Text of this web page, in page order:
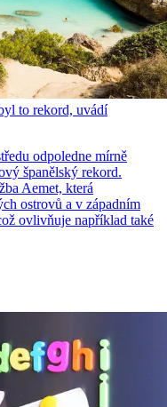
to rekord, uvádí
odpoledne mírně
španělský rekord.
Aemet, která
ostrovů a v západním
ovlivňuje například také